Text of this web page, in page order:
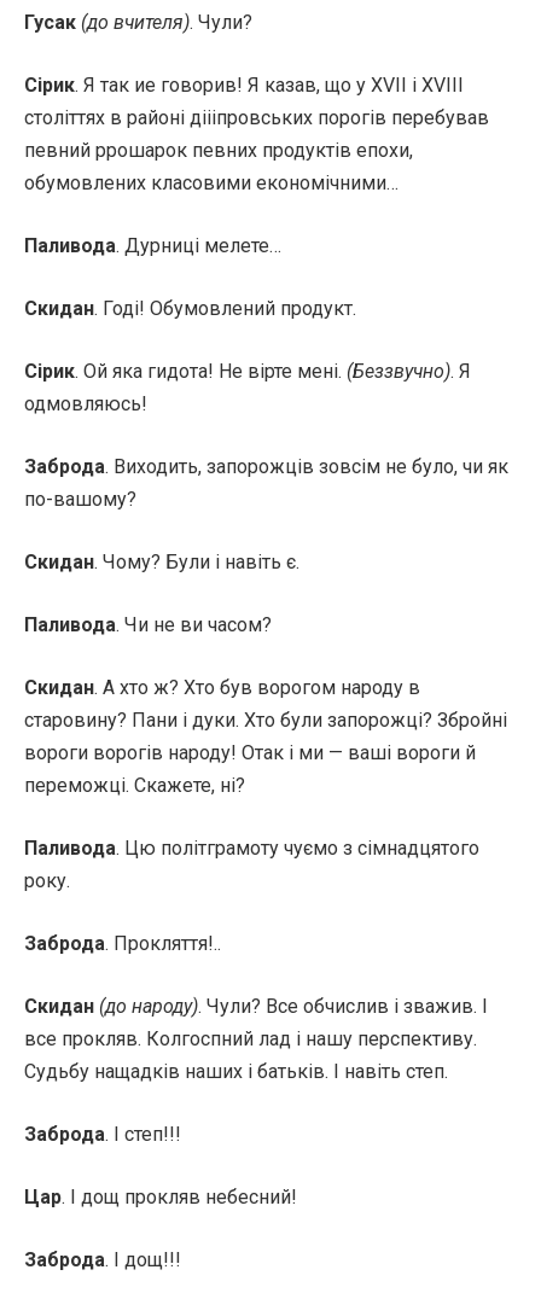
Гусак (до вчителя). Чули?
Сірик. Я так ие говорив! Я казав, що у XVII і XVIII
століттях в районі діііпровських порогів перебував
певний ррошарок певних продуктів епохи,
обумовлених класовими економічними…
Паливода. Дурниці мелете…
Скидан. Годі! Обумовлений продукт.
Сірик. Ой яка гидота! Не вірте мені. (Беззвучно). Я
одмовляюсь!
Заброда. Виходить, запорожців зовсім не було, чи як
по-вашому?
Скидан. Чому? Були і навіть є.
Паливода. Чи не ви часом?
Скидан. А хто ж? Хто був ворогом народу в
старовину? Пани і дуки. Хто були запорожці? Збройні
вороги ворогів народу! Отак і ми — ваші вороги й
переможці. Скажете, ні?
Паливода. Цю політграмоту чуємо з сімнадцятого
року.
Заброда. Прокляття!..
Скидан (до народу). Чули? Все обчислив і зважив. І
все прокляв. Колгоспний лад і нашу перспективу.
Судьбу нащадків наших і батьків. І навіть степ.
Заброда. І степ!!!
Цар. І дощ прокляв небесний!
Заброда. І дощ!!!